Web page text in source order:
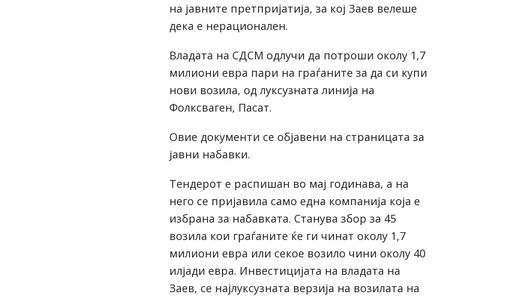
на јавните претпријатија, за кој Заев велеше
дека е нерационален.
Владата на СДСМ одлучи да потроши околу 1,7
милиони евра пари на граѓаните за да си купи
нови возила, од луксузната линија на
Фолксваген, Пасат.
Овие документи се објавени на страницата за
јавни набавки.
Тендерот е распишан во мај годинава, а на
него се пријавила само една компанија која е
избрана за набавката. Станува збор за 45
возила кои граѓаните ќе ги чинат околу 1,7
милиони евра или секое возило чини околу 40
илјади евра. Инвестицијата на владата на
Заев, се најлуксузната верзија на возилата на